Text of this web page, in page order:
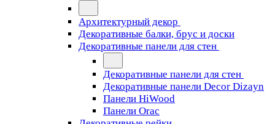
Архитектурный декор
Декоративные балки, брус и доски
Декоративные панели для стен
Декоративные панели для стен
Декоративные панели Decor Dizayn
Панели HiWood
Панели Orac